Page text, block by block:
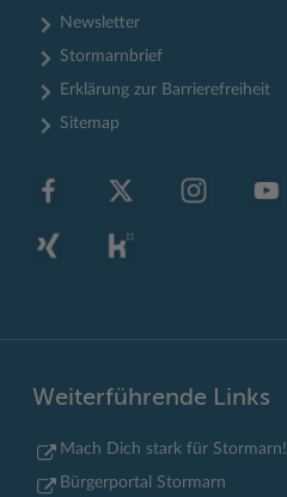
Newsletter
Stormarnbrief
Erklärung zur Barrierefreiheit
Sitemap
Weiterführende Links
Mach Dich stark für Stormarn!
Bürgerportal Stormarn